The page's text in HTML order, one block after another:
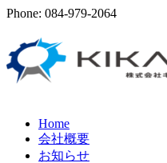
Phone: 084-979-2064
Home
会社概要
お知らせ